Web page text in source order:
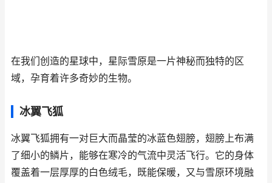
在我们创造的星球中，星际雪原是一片神秘而独特的区
域，孕育着许多奇妙的生物。
冰翼飞狐
冰翼飞狐拥有一对巨大而晶莹的冰蓝色翅膀，翅膀上布满
了细小的鳞片，能够在寒冷的气流中灵活飞行。它的身体
覆盖着一层厚厚的白色绒毛，既能保暖，又与雪原环境融